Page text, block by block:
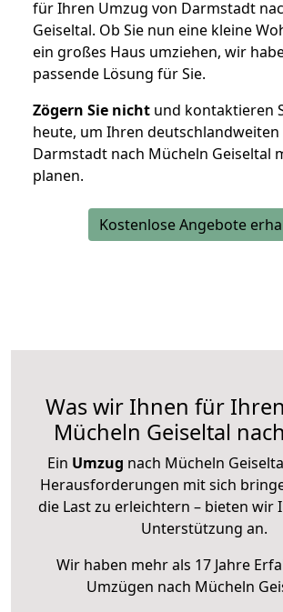
für Ihren Umzug von Darmstadt
Geiseltal. Ob Sie nun eine kleine
ein großes Haus umziehen, wir
passende Lösung für Sie.
Zögern Sie nicht und kontaktieren
heute, um Ihren deutschlandweiten
Darmstadt nach Mücheln Geiseltal
planen.
Kostenlose Angebote
Was wir Ihnen für
Mücheln Geiseltal
Ein Umzug nach Mücheln
Herausforderungen mit sich
die Last zu erleichtern – bieten wir
Unterstützung an.
Wir haben mehr als 17 Jahre
Umzügen nach Mücheln